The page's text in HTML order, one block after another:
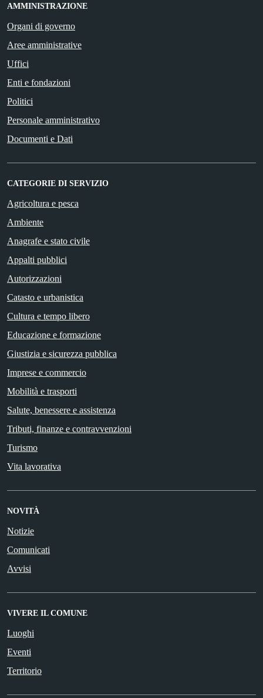
AMMINISTRAZIONE
Organi di governo
Aree amministrative
Uffici
Enti e fondazioni
Politici
Personale amministrativo
Documenti e Dati
CATEGORIE DI SERVIZIO
Agricoltura e pesca
Ambiente
Anagrafe e stato civile
Appalti pubblici
Autorizzazioni
Catasto e urbanistica
Cultura e tempo libero
Educazione e formazione
Giustizia e sicurezza pubblica
Imprese e commercio
Mobilità e trasporti
Salute, benessere e assistenza
Tributi, finanze e contravvenzioni
Turismo
Vita lavorativa
NOVITÀ
Notizie
Comunicati
Avvisi
VIVERE IL COMUNE
Luoghi
Eventi
Territorio